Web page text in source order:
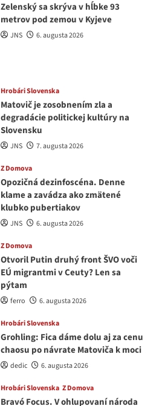
Zelenský sa skrýva v hĺbke 93
metrov pod zemou v Kyjeve
JNS 6. augusta 2026
Hrobári Slovenska
Matovič je zosobnením zla a
degradácie politickej kultúry na
Slovensku
JNS 7. augusta 2026
Z Domova
Opozičná dezinfoscéna. Denne
klame a zavádza ako zmätené
klubko pubertiakov
JNS 6. augusta 2026
Z Domova
Otvoril Putin druhý front ŠVO voči
EÚ migrantmi v Ceuty? Len sa
pýtam
ferro 6. augusta 2026
Hrobári Slovenska
Grohling: Fica dáme dolu aj za cenu
chaosu po návrate Matoviča k moci
dedic 6. augusta 2026
Hrobári Slovenska Z Domova
Bravó Focus. V ohlupovaní národa